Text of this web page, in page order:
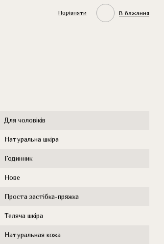
Порівняти В бажання
Для чоловіків
Натуральна шкіра
Годинник
Нове
Проста застібка-пряжка
Теляча шкіра
Натуральная кожа